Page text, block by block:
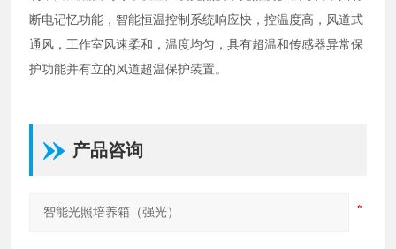
断电记忆功能，智能恒温控制系统响应快，控温度高，风道式
通风，工作室风速柔和，温度均匀，具有超温和传感器异常保
护功能并有立的风道超温保护装置。
产品咨询